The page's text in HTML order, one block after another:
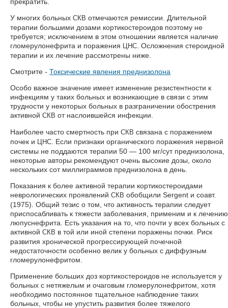
У многих больных СКВ отмечаются ремиссии. Длительной
терапии большими дозами кортикостероидов поэтому не
требуется; исключением в этом отношении является наличие
гломерулонефрита и поражения ЦНС . Осложнения стероидной
терапии и их лечение рассмотрены ниже.
Смотрите - Токсические явления преднизолона
Особо важное значение имеет изменение резистентности к
инфекциям у таких больных и возникающие в связи с этим
трудности у некоторых больных в разграничении обострения
активной СКВ от наслоившейся инфекции.
Наиболее часто смертность при СКВ связана с поражением
почек и ЦНС . Если признаки органического поражения нервной
системы не поддаются терапии 50 — 100 мг/сут преднизолона,
некоторые авторы рекомендуют очень высокие дозы, около
нескольких сот миллиграммов преднизолона в день.
Показания к более активной терапии кортикостероидами
неврологических проявлений СКВ обобщили Sergent и соавт.
(1975). Общий тезис о том, что активность терапии следует
приспосабливать к тяжести заболевания, применим и к лечению
люпуснефрита. Есть указания на то, что почти у всех больных с
активной СКВ в той или иной степени поражены почки. Риск
развития хронической прогрессирующей почечной
недостаточности особенно велик у больных с диффузным
гломерулонефритом.
Применение больших доз кортикостероидов не используется у
больных с нетяжелым и очаговым гломерулонефритом, хотя
необходимо постоянное тщательное наблюдение таких
больных, чтобы не упустить развития более тяжелого